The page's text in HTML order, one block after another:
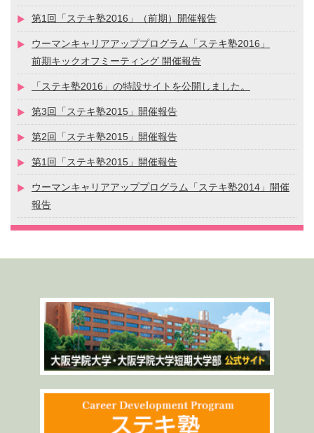
第1回「ステキ塾2016」（前期）開催報告
ウーマンキャリアアッププログラム「ステキ塾2016」
前期キックオフミーティング 開催報告
「ステキ塾2016」の特設サイトを公開しました。
第3回「ステキ塾2015」開催報告
第2回「ステキ塾2015」開催報告
第1回「ステキ塾2015」開催報告
ウーマンキャリアアッププログラム「ステキ塾2014」開催
報告